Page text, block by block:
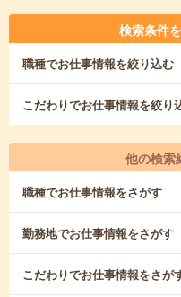
検索条件
職種でお仕事情報を絞り込む
こだわりでお仕事情報を絞り
他の検索
職種でお仕事情報をさがす
勤務地でお仕事情報をさがす
こだわりでお仕事情報をさが